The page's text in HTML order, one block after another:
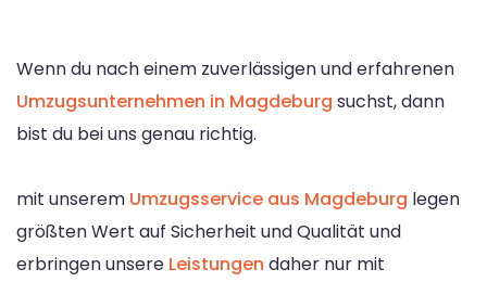
Wenn du nach einem zuverlässigen und erfahrenen
Umzugsunternehmen in Magdeburg suchst, dann
bist du bei uns genau richtig.
mit unserem Umzugsservice aus Magdeburg legen
größten Wert auf Sicherheit und Qualität und
erbringen unsere Leistungen daher nur mit